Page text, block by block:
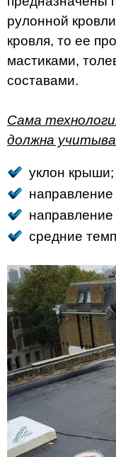
рулонной
кровля, то ее
мастиками,
составами.
Сама
должна
уклон крыши;
направление
средние